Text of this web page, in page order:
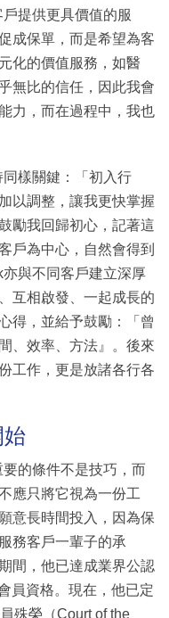
提供更具價值的服
成保單，而是希望為客
化的價值服務，如醫
無比的信任，因此我會
力，而在過程中，我也
樣關鍵：「初入行
以調整，讓我更快掌握
勵我回歸初心，記著這
戶為中心，自然會得到
與不同客戶建立深厚
互相啟發、一起成長的
得，並給予鼓勵：「曾
、效率、方法』。後來
工作，更是放諸各行各
的條件不是技巧，而
應只將它視為一份工
意長時間投入，因為保
務客戶一輩子的承
間，他已達成業界公認
員資格。現在，他已定
殊榮（Court of the